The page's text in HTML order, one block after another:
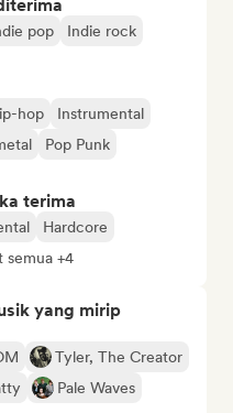
pop
Indie rock
hop
Instrumental
Pop Punk
terima
Hardcore
semua +4
yang mirip
Tyler, The Creator
Pale Waves